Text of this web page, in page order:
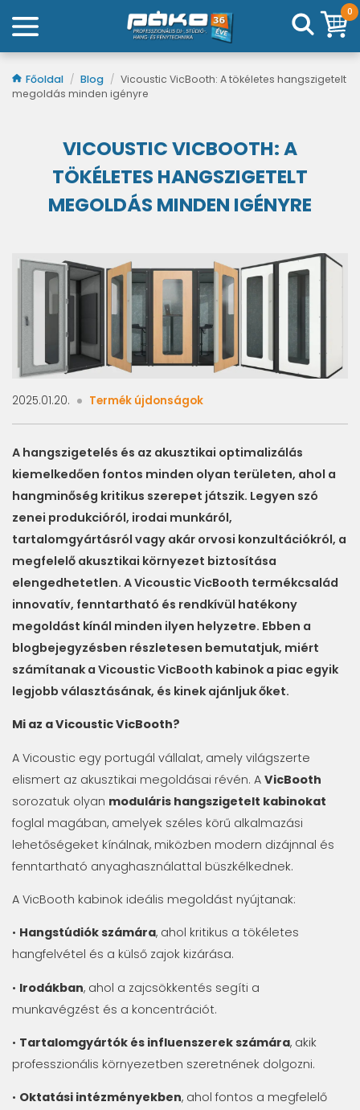
0
Főoldal / Blog / Vicoustic VicBooth: A tökéletes hangszigetelt
megoldás minden igényre
VICOUSTIC VICBOOTH: A
TÖKÉLETES HANGSZIGETELT
MEGOLDÁS MINDEN IGÉNYRE
2025.01.20. Termék újdonságok
A hangszigetelés és az akusztikai optimalizálás
kiemelkedően fontos minden olyan területen, ahol a
hangminőség kritikus szerepet játszik. Legyen szó
zenei produkcióról, irodai munkáról,
tartalomgyártásról vagy akár orvosi konzultációkról, a
megfelelő akusztikai környezet biztosítása
elengedhetetlen. A Vicoustic VicBooth termékcsalád
innovatív, fenntartható és rendkívül hatékony
megoldást kínál minden ilyen helyzetre. Ebben a
blogbejegyzésben részletesen bemutatjuk, miért
számítanak a Vicoustic VicBooth kabinok a piac egyik
legjobb választásának, és kinek ajánljuk őket.
Mi az a Vicoustic VicBooth?
A Vicoustic egy portugál vállalat, amely világszerte
elismert az akusztikai megoldásai révén. A VicBooth
sorozatuk olyan moduláris hangszigetelt kabinokat
foglal magában, amelyek széles körű alkalmazási
lehetőségeket kínálnak, miközben modern dizájnnal és
fenntartható anyaghasználattal büszkélkednek.
A VicBooth kabinok ideális megoldást nyújtanak:
• Hangstúdiók számára, ahol kritikus a tökéletes
hangfelvétel és a külső zajok kizárása.
• Irodákban, ahol a zajcsökkentés segíti a
munkavégzést és a koncentrációt.
• Tartalomgyártók és influenszerek számára, akik
professzionális környezetben szeretnének dolgozni.
• Oktatási intézményekben, ahol fontos a megfelelő